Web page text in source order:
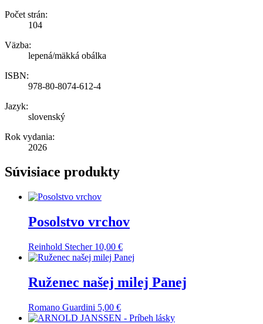
Počet strán:
104
Väzba:
lepená/mäkká obálka
ISBN:
978-80-8074-612-4
Jazyk:
slovenský
Rok vydania:
2026
Súvisiace produkty
Posolstvo vrchov
Reinhold Stecher 10,00 €
Ruženec našej milej Panej
Romano Guardini 5,00 €